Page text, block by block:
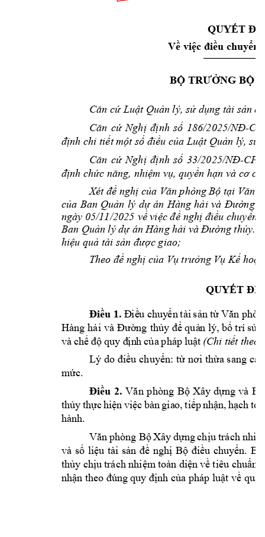
QUYẾT
Về việc điều chuyển
BỘ TRƯỞNG BỘ
Căn cứ Luật Quản lý, sử dụng tài sản
Căn cứ Nghị định số 186/2025/NĐ-CP
định chi tiết một số điều của Luật Quản lý, sử
Căn cứ Nghị định số 33/2025/NĐ-CP
định chức năng, nhiệm vụ, quyền hạn và cơ
Xét đề nghị của Văn phòng Bộ tại Văn
của Ban Quản lý dự án Hàng hải và Đường
ngày 05/11/2025 về việc đề nghị điều chuyển,
Ban Quản lý dự án Hàng hải và Đường thủy.
hiệu quả tài sản được giao;
Theo đề nghị của Vụ trưởng Vụ Kế
QUYẾT
Điều 1. Điều chuyển tài sản từ Văn
Hàng hải và Đường thủy để quản lý, bố trí sử
và chế độ quy định của pháp luật (Chi tiết theo
Lý do điều chuyển: từ nơi thừa sang
mức.
Điều 2. Văn phòng Bộ Xây dựng và
thủy thựchiện việc bàn giao, tiếp nhận, hạch to
hành.
Văn phòng BộXây dựng chịu trách
và số liệu tài sản đề nghị Bộ điều chuyển.
thủy chịu trách nhiệm toàn diện vềtiêu chuẩn,
nhận theo đúng quy định của pháp luật về quản